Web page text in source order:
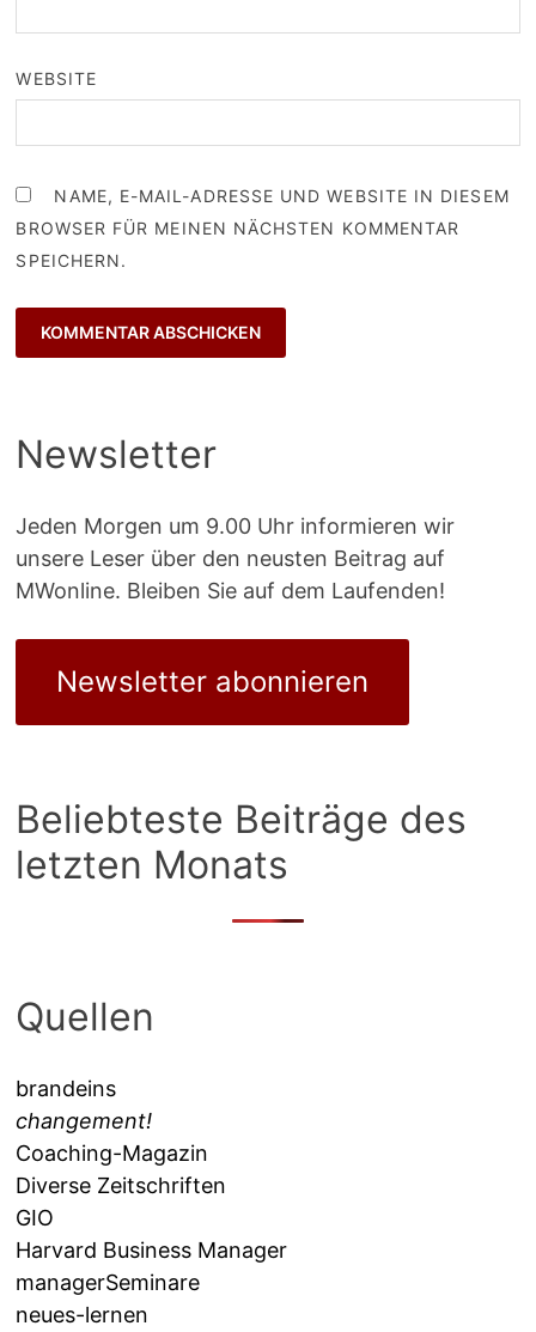
WEBSITE
NAME, E-MAIL-ADRESSE UND WEBSITE IN DIESEM
BROWSER FÜR MEINEN NÄCHSTEN KOMMENTAR
SPEICHERN.
Newsletter
Jeden Morgen um 9.00 Uhr informieren wir
unsere Leser über den neusten Beitrag auf
MWonline. Bleiben Sie auf dem Laufenden!
Newsletter abonnieren
Beliebteste Beiträge des
letzten Monats
Quellen
brandeins
changement!
Coaching-Magazin
Diverse Zeitschriften
GIO
Harvard Business Manager
managerSeminare
neues-lernen